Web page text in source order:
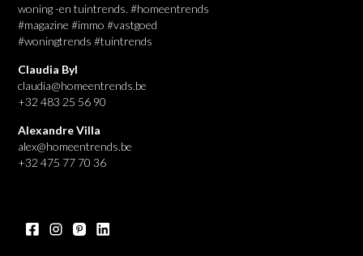
woning -en tuintrends. #homeentrends
#magazine #immo #vastgoed
#woningtrends #tuintrends
Claudia Byl
claudia@homeentrends.be
+32 483 25 56 90
Alexandre Villa
alex@homeentrends.be
+32 475 77 70 36